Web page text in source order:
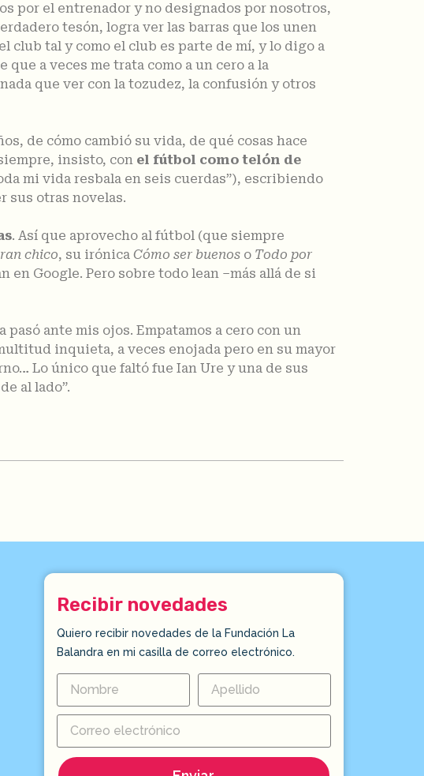
por el entrenador y no designados por nosotros,
tesón, logra ver las barras que los unen
club tal y como el club es parte de mí, y lo digo a
a veces me trata como a un cero a la
que ver con la tozudez, la confusión y otros
de cómo cambió su vida, de qué cosas hace
insisto, con el fútbol como telón de
mi vida resbala en seis cuerdas”), escribiendo
sus otras novelas.
. Así que aprovecho al fútbol (que siempre
chico, su irónica Cómo ser buenos o Todo por
Google. Pero sobre todo lean –más allá de si
ante mis ojos. Empatamos a cero con un
inquieta, a veces enojada pero en su mayor
Lo único que faltó fue Ian Ure y una de sus
al lado”.
Recibir novedades
Quiero recibir novedades de la Fundación La
Balandra en mi casilla de correo electrónico.